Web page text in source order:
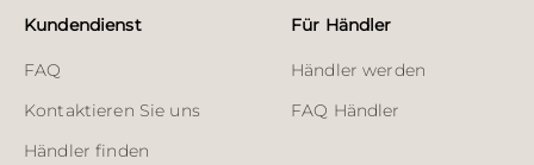
Kundendienst
FAQ
Kontaktieren Sie uns
Händler finden
Für Händler
Händler werden
FAQ Händler